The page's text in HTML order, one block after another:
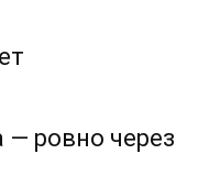
ровно через